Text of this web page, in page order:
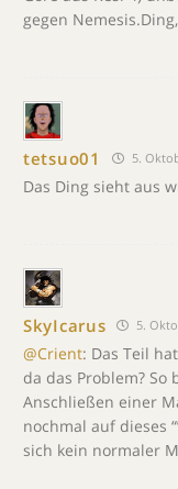
gegen
tetsuo01 5.
Das Ding sieht aus
SkyIcarus 5.
@Crient: Das Teil
da das Problem?
Anschließen einer
nochmal auf dieses
sich kein normaler